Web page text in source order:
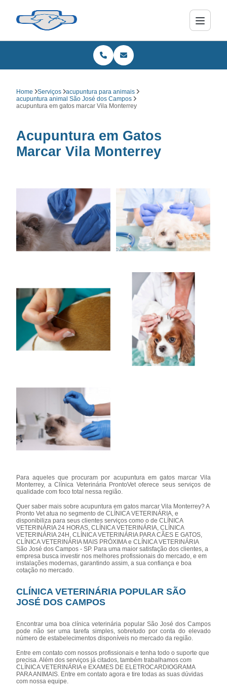
Home Serviços
acupuntura para animais
acupuntura animal São José dos Campos
acupuntura em gatos marcar Vila Monterrey
Acupuntura em Gatos
Marcar Vila Monterrey
Para aqueles que procuram por acupuntura em gatos marcar Vila
Monterrey, a Clínica Veterinária ProntoVet oferece seus serviços de
qualidade com foco total nessa região.
Quer saber mais sobre acupuntura em gatos marcar Vila Monterrey? A
Pronto Vet atua no segmento de CLÍNICA VETERINÁRIA, e
disponibiliza para seus clientes serviços como o de CLÍNICA
VETERINÁRIA 24 HORAS, CLÍNICA VETERINÁRIA, CLÍNICA
VETERINÁRIA 24H, CLÍNICA VETERINÁRIA PARA CÃES E GATOS,
CLÍNICA VETERINÁRIA MAIS PRÓXIMA e CLÍNICA VETERINÁRIA
São José dos Campos - SP. Para uma maior satisfação dos clientes, a
empresa busca investir nos melhores profissionais do mercado, e em
instalações modernas, garantindo assim, a sua confiança e boa
cotação no mercado.
CLÍNICA VETERINÁRIA POPULAR SÃO
JOSÉ DOS CAMPOS
Encontrar uma boa clínica veterinária popular São José dos Campos
pode não ser uma tarefa simples, sobretudo por conta do elevado
número de estabelecimentos disponíveis no mercado da região.
Entre em contato com nossos profissionais e tenha todo o suporte que
precisa. Além dos serviços já citados, também trabalhamos com
CLÍNICA VETERINÁRIA e EXAMES DE ELETROCARDIOGRAMA
PARA ANIMAIS. Entre em contato agora e tire todas as suas dúvidas
com nossa equipe.